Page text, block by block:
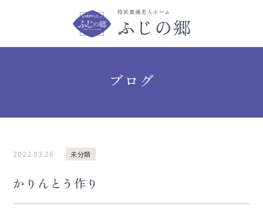
ブログ
2022.03.26 未分類
かりんとう作り